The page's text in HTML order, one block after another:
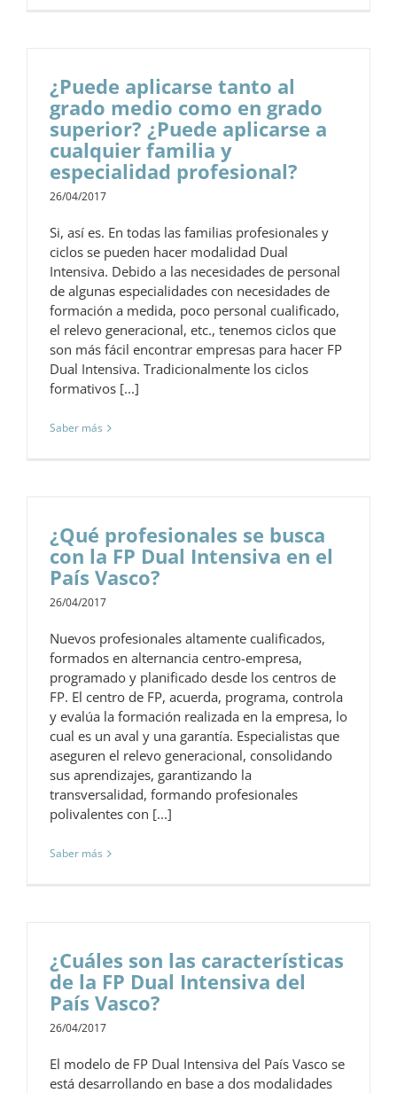
¿Puede aplicarse tanto al
grado medio como en grado
superior? ¿Puede aplicarse a
cualquier familia y
especialidad profesional?
26/04/2017
Si, así es. En todas las familias profesionales y
ciclos se pueden hacer modalidad Dual
Intensiva. Debido a las necesidades de personal
de algunas especialidades con necesidades de
formación a medida, poco personal cualificado,
el relevo generacional, etc., tenemos ciclos que
son más fácil encontrar empresas para hacer FP
Dual Intensiva. Tradicionalmente los ciclos
formativos [...]
Saber más
¿Qué profesionales se busca
con la FP Dual Intensiva en el
País Vasco?
26/04/2017
Nuevos profesionales altamente cualificados,
formados en alternancia centro-empresa,
programado y planificado desde los centros de
FP. El centro de FP, acuerda, programa, controla
y evalúa la formación realizada en la empresa, lo
cual es un aval y una garantía. Especialistas que
aseguren el relevo generacional, consolidando
sus aprendizajes, garantizando la
transversalidad, formando profesionales
polivalentes con [...]
Saber más
¿Cuáles son las características
de la FP Dual Intensiva del
País Vasco?
26/04/2017
El modelo de FP Dual Intensiva del País Vasco se
está desarrollando en base a dos modalidades